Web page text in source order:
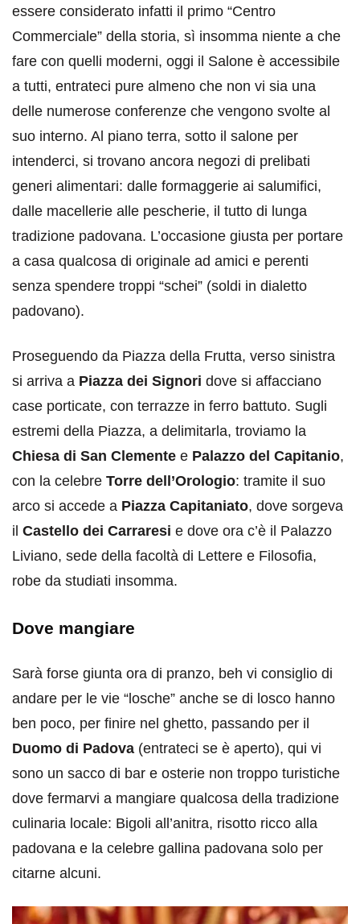
essere considerato infatti il primo “Centro
Commerciale” della storia, sì insomma niente a che
fare con quelli moderni, oggi il Salone è accessibile
a tutti, entrateci pure almeno che non vi sia una
delle numerose conferenze che vengono svolte al
suo interno. Al piano terra, sotto il salone per
intenderci, si trovano ancora negozi di prelibati
generi alimentari: dalle formaggerie ai salumifici,
dalle macellerie alle pescherie, il tutto di lunga
tradizione padovana. L’occasione giusta per portare
a casa qualcosa di originale ad amici e perenti
senza spendere troppi “schei” (soldi in dialetto
padovano).
Proseguendo da Piazza della Frutta, verso sinistra
si arriva a Piazza dei Signori dove si affacciano
case porticate, con terrazze in ferro battuto. Sugli
estremi della Piazza, a delimitarla, troviamo la
Chiesa di San Clemente e Palazzo del Capitanio,
con la celebre Torre dell’Orologio: tramite il suo
arco si accede a Piazza Capitaniato, dove sorgeva
il Castello dei Carraresi e dove ora c’è il Palazzo
Liviano, sede della facoltà di Lettere e Filosofia,
robe da studiati insomma.
Dove mangiare
Sarà forse giunta ora di pranzo, beh vi consiglio di
andare per le vie “losche” anche se di losco hanno
ben poco, per finire nel ghetto, passando per il
Duomo di Padova (entrateci se è aperto), qui vi
sono un sacco di bar e osterie non troppo turistiche
dove fermarvi a mangiare qualcosa della tradizione
culinaria locale: Bigoli all’anitra, risotto ricco alla
padovana e la celebre gallina padovana solo per
citarne alcuni.